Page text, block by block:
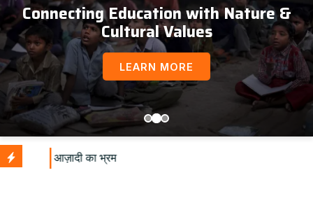
Connecting Education with Nature &
Cultural Values
LEARN MORE